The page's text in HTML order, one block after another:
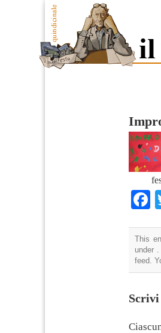
This
under
feed.
Scrivi